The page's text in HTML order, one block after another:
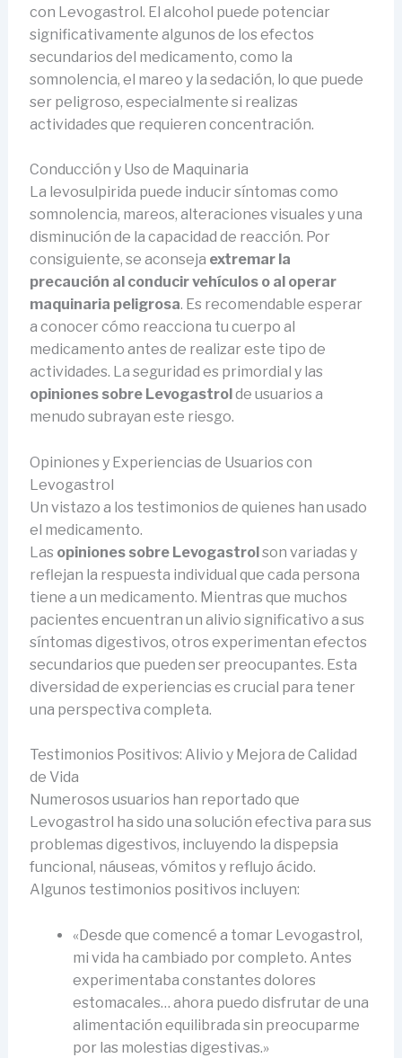
con Levogastrol. El alcohol puede potenciar
significativamente algunos de los efectos
secundarios del medicamento, como la
somnolencia, el mareo y la sedación, lo que puede
ser peligroso, especialmente si realizas
actividades que requieren concentración.
Conducción y Uso de Maquinaria
La levosulpirida puede inducir síntomas como
somnolencia, mareos, alteraciones visuales y una
disminución de la capacidad de reacción. Por
consiguiente, se aconseja extremar la
precaución al conducir vehículos o al operar
maquinaria peligrosa. Es recomendable esperar
a conocer cómo reacciona tu cuerpo al
medicamento antes de realizar este tipo de
actividades. La seguridad es primordial y las
opiniones sobre Levogastrol de usuarios a
menudo subrayan este riesgo.
Opiniones y Experiencias de Usuarios con
Levogastrol
Un vistazo a los testimonios de quienes han usado
el medicamento.
Las opiniones sobre Levogastrolson variadas y
reflejan la respuesta individual que cada persona
tiene a un medicamento. Mientras que muchos
pacientes encuentran un alivio significativo a sus
síntomas digestivos, otros experimentan efectos
secundarios que pueden ser preocupantes. Esta
diversidad de experiencias es crucial para tener
una perspectiva completa.
Testimonios Positivos: Alivio y Mejora de Calidad
de Vida
Numerosos usuarios han reportado que
Levogastrol ha sido una solución efectiva para sus
problemas digestivos, incluyendo la dispepsia
funcional, náuseas, vómitos y reflujo ácido.
Algunos testimonios positivos incluyen:
«Desde que comencé a tomar Levogastrol,
mi vida ha cambiado por completo. Antes
experimentaba constantes dolores
estomacales… ahora puedo disfrutar de una
alimentación equilibrada sin preocuparme
por las molestias digestivas.»